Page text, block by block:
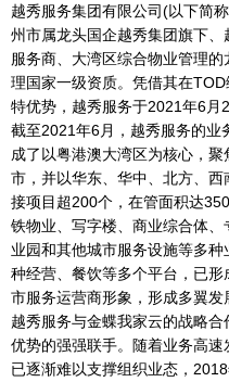
越秀服务集团有限公司(以下简
州市属龙头国企越秀集团旗下
服务商、大湾区综合物业管理
理国家一级资质。凭借其在
特优势，越秀服务于2021年6月
截至2021年6月，越秀服务的业
成了以粤港澳大湾区为核心，
市，并以华东、华中、北方、
接项目超200个，在管面积达
铁物业、写字楼、商业综合体
业园和其他城市服务设施等多
种经营、餐饮等多个平台，已
市服务运营商形象，形成多翼发
越秀服务与金蝶我家云的战略
优势的强强联手。随着业务高
已逐渐难以支撑组织业态，